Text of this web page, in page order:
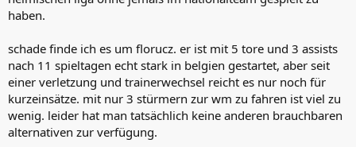
haben.
schade finde ich es um florucz. er ist mit 5 tore und 3 assists
nach 11 spieltagen echt stark in belgien gestartet, aber seit
einer verletzung und trainerwechsel reicht es nur noch für
kurzeinsätze. mit nur 3 stürmern zur wm zu fahren ist viel zu
wenig. leider hat man tatsächlich keine anderen brauchbaren
alternativen zur verfügung.